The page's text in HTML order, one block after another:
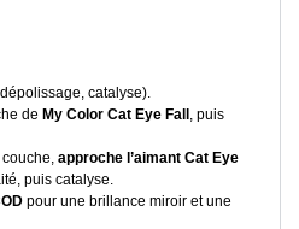
catalyse).
de My Color Cat Eye Fall , puis
approche l’aimant Cat Eye
puis catalyse.
pour une brillance miroir et une